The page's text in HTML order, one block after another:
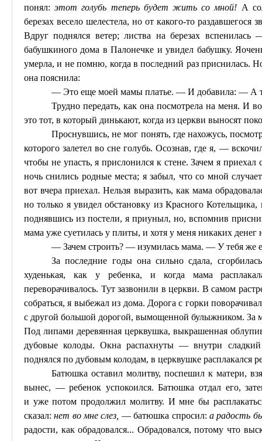
понял:этот голубь теперь будет жить со мной! А
березах весело шелестела, но от какого-то раздавшегося
Вдруг поднялся ветер; листва на березах
бабушкиного дома вПалонечке и увидел бабушку. Я
умерла, и не помню, когда в последний раз приснилась.
она пояснила:
— Это еще моей мамы платье. — И добавила: — А
Трудно передать, как она посмотрела на меня. И
это тот, в который динькают, когда из церкви выносят
Проснувшись, не мог понять, где нахожусь,
которого залетел во сне голубь. Осознав, где я, —
чтобы не упасть, я прислонился к стене. Зачем я
ночь снились родные места; я забыл, что со мной
вот вчера приехал. Нельзя выразить, как мама
но только я увидел обстановку из Красного
поднявшись из постели, я приуныл, но, вспомнив
мама уже суетилась у плиты, и хотя у меня никаких денег
— Зачем строить? — изумилась мама. — У тебя же
За последние годы она сильно сдала,
худенькая, как у ребенка, и когда мама
переворачивалось. Тут зазвонили в церкви. В самом
собраться, я выбежал из дома. Дорога с горки
с другой большой дорогой, вымощенной булыжником. За
Под липами деревянная церквушка, выкрашенная
дубовые колоды. Окна распахнуты — внутри
поднялся по дубовым колодам, в церквушке расплакался
Батюшка оставил молитву, поспешил к матери,
вынес, — ребенок успокоился. Батюшка отдал его,
и ужепотом продолжил молитву. И мне бы
сказал:нет во мне слез, — батюшка спросил: а радость
радости, как обрадовался... Обрадовался, потому что